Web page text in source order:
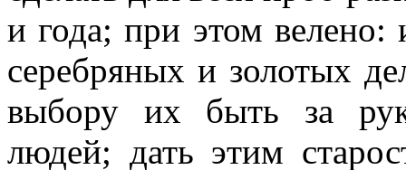
и года; при этом велено:
серебряных и золотых
выбору их быть за
людей; дать этим